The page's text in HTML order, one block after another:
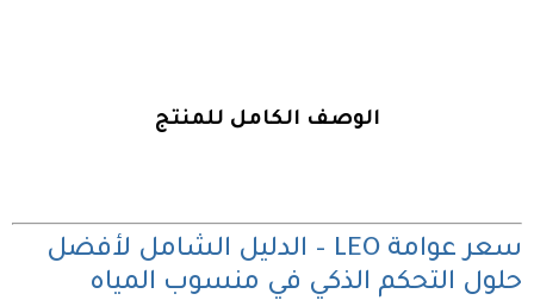
الوصف الكامل للمنتج
سعر عوامة LEO – الدليل الشامل لأفضل
حلول التحكم الذكي في منسوب المياه